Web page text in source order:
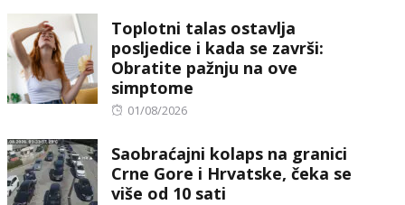
Toplotni talas ostavlja
posljedice i kada se završi:
Obratite pažnju na ove
simptome
Posted
01/08/2026
Saobraćajni kolaps na granici
Crne Gore i Hrvatske, čeka se
više od 10 sati